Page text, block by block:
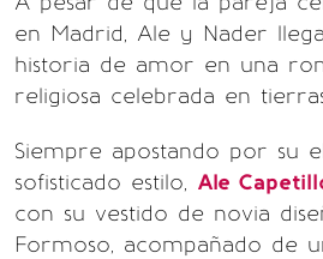
en Madrid, Ale y Nader
historia de amor en una
religiosa celebrada en
Siempre apostando por su
sofisticado estilo, Ale
con su vestido de novia
Formoso, acompañado de